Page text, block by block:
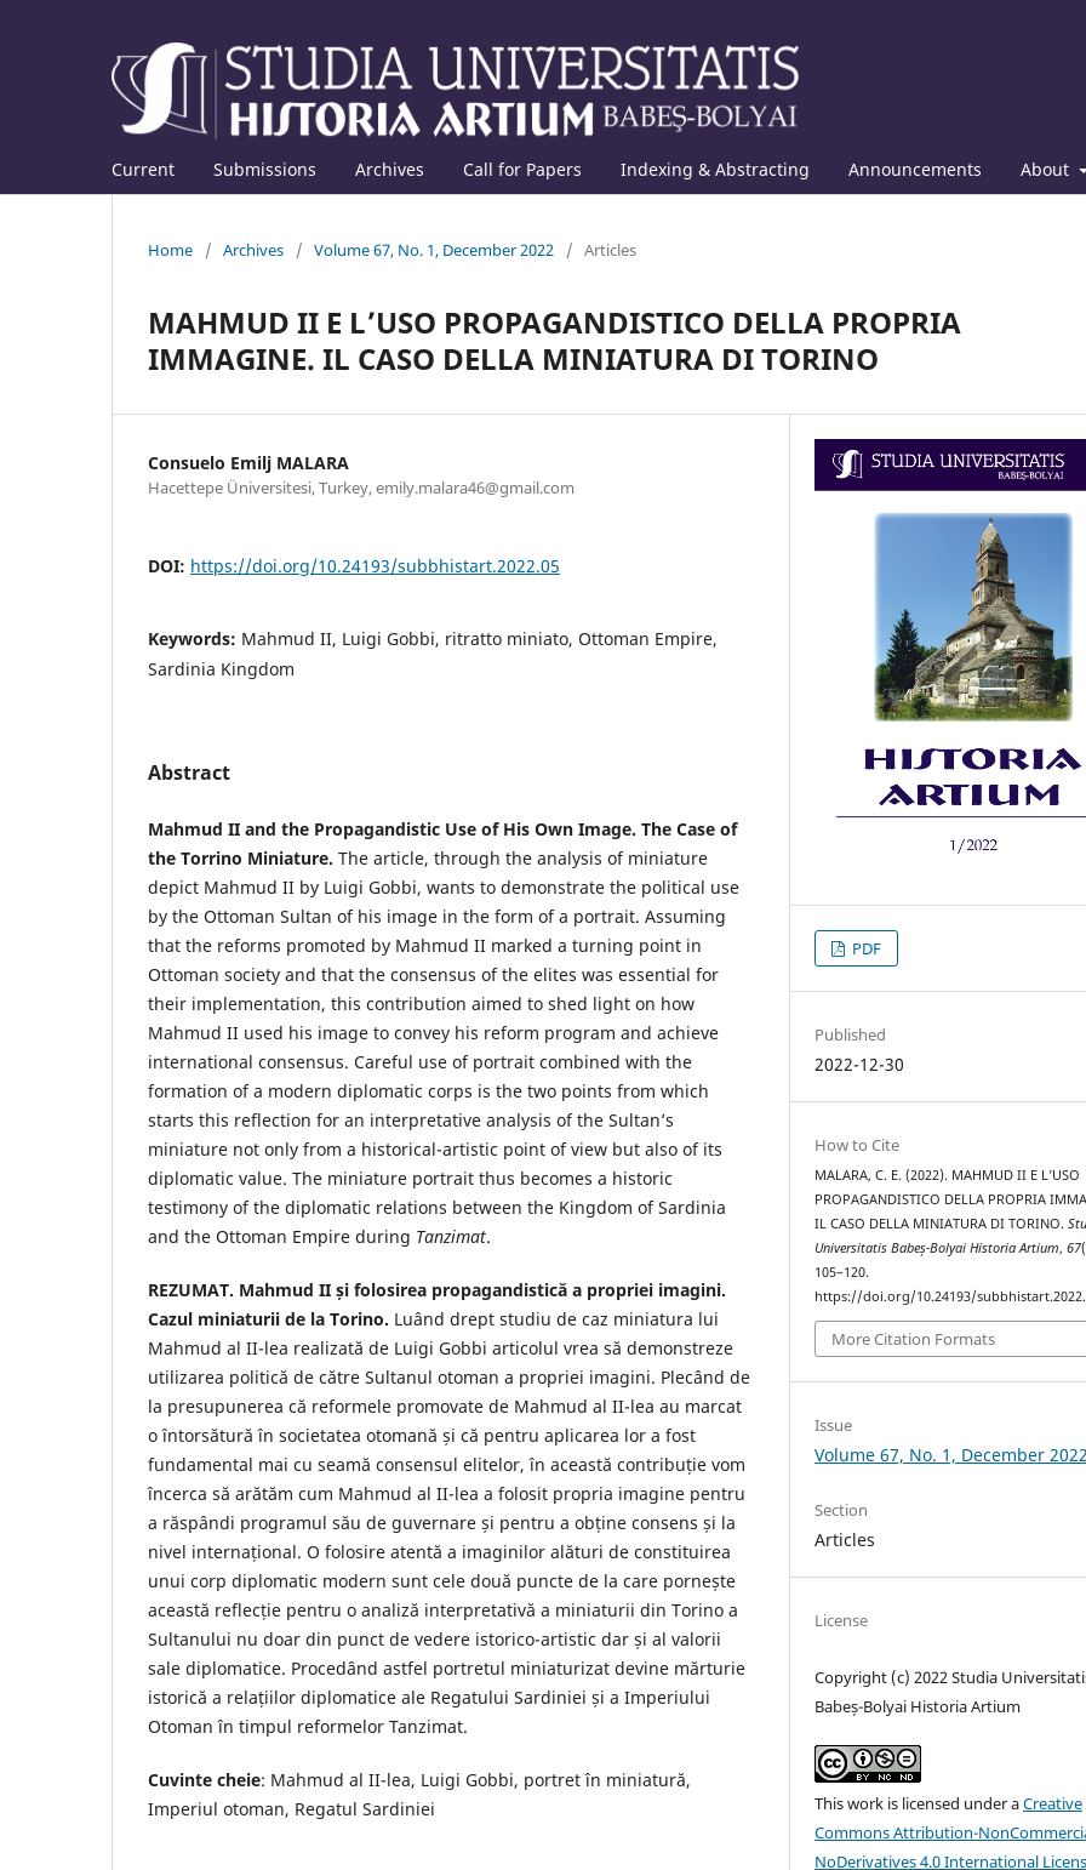
Current Submissions Archives Call for Papers Indexing & Abstracting Announcements About
Home / Archives / Volume 67, No. 1, December 2022 / Articles
MAHMUD II E L’USO PROPAGANDISTICO DELLA PROPRIA
IMMAGINE. IL CASO DELLA MINIATURA DI TORINO
Consuelo Emilj MALARA
Hacettepe Üniversitesi, Turkey, emily.malara46@gmail.com
DOI: https://doi.org/10.24193/subbhistart.2022.05
Keywords: Mahmud II, Luigi Gobbi, ritratto miniato, Ottoman Empire,
Sardinia Kingdom
Abstract
Mahmud II and the Propagandistic Use of His Own Image. The Case of
the Torrino Miniature. The article, through the analysis of miniature
depict Mahmud II by Luigi Gobbi, wants to demonstrate the political use
by the Ottoman Sultan of his image in the form of a portrait. Assuming
that the reforms promoted by Mahmud II marked a turning point in
Ottoman society and that the consensus of the elites was essential for
their implementation, this contribution aimed to shed light on how
Mahmud II used his image to convey his reform program and achieve
international consensus. Careful use of portrait combined with the
formation of a modern diplomatic corps is the two points from which
starts this reflection for an interpretative analysis of the Sultan’s
miniature not only from a historical-artistic point of view but also of its
diplomatic value. The miniature portrait thus becomes a historic
testimony of the diplomatic relations between the Kingdom of Sardinia
and the Ottoman Empire during Tanzimat.
REZUMAT. Mahmud II și folosirea propagandistică a propriei imagini.
Cazul miniaturii de la Torino. Luând drept studiu de caz miniatura lui
Mahmud al II-lea realizată de Luigi Gobbi articolul vrea să demonstreze
utilizarea politică de către Sultanul otoman a propriei imagini. Plecând de
la presupunerea că reformele promovate de Mahmud al II-lea au marcat
o întorsătură în societatea otomană și că pentru aplicarea lor a fost
fundamental mai cu seamă consensul elitelor, în această contribuție vom
încerca să arătăm cum Mahmud al II-lea a folosit propria imagine pentru
a răspândi programul său de guvernare și pentru a obține consens și la
nivel internațional. O folosire atentă a imaginilor alături de constituirea
unui corp diplomatic modern sunt cele două puncte de la care pornește
această reflecție pentru o analiză interpretativă a miniaturii din Torino a
Sultanului nu doar din punct de vedere istorico-artistic dar și al valorii
sale diplomatice. Procedând astfel portretul miniaturizat devine mărturie
istorică a relațiilor diplomatice ale Regatului Sardiniei și a Imperiului
Otoman în timpul reformelor Tanzimat.
Cuvinte cheie: Mahmud al II-lea, Luigi Gobbi, portret în miniatură,
Imperiul otoman, Regatul Sardiniei
PDF
Published
2022-12-30
How to Cite
MALARA, C. E. (2022). MAHMUD II E L’USO
PROPAGANDISTICO DELLA PROPRIA
IL CASO DELLA MINIATURA DI TORINO.
Universitatis Babeș-Bolyai Historia Artium,67
105–120.
https://doi.org/10.24193/
More Citation Formats
Issue
Volume 67, No. 1, December 2022
Section
Articles
License
Copyright (c) 2022 Studia
Babeș-Bolyai Historia Artium
This work is licensed under aCreative
Commons Attribution-
NoDerivatives 4.0 International